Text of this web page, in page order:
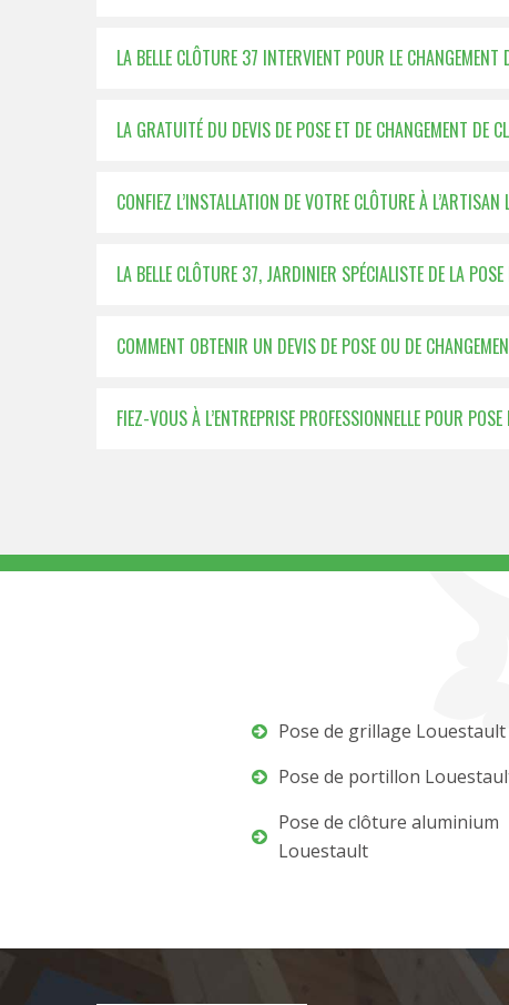
LA BELLE CLÔTURE 37 INTERVIENT POUR LE CHANGEMENT
LA GRATUITÉ DU DEVIS DE POSE ET DE CHANGEMENT DE
CONFIEZ L’INSTALLATION DE VOTRE CLÔTURE À L’ARTISAN
LA BELLE CLÔTURE 37, JARDINIER SPÉCIALISTE DE LA
COMMENT OBTENIR UN DEVIS DE POSE OU DE
FIEZ-VOUS À L’ENTREPRISE PROFESSIONNELLE POUR
Pose de grillage Louestault
Pose de portillon
Pose de clôture aluminium
Louestault